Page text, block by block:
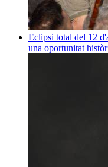
Eclipsi total del 12
una oportunitat